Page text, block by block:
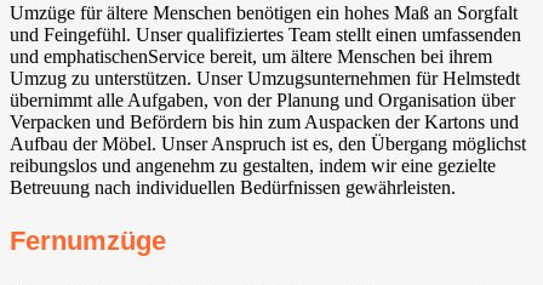
Umzüge für ältere Menschen benötigen ein hohes Maß an Sorgfalt
und Feingefühl. Unser qualifiziertes Team stellt einen umfassenden
und emphatischenService bereit, um ältere Menschen bei ihrem
Umzug zu unterstützen. Unser Umzugsunternehmen für Helmstedt
übernimmt alle Aufgaben, von der Planung und Organisation über
Verpacken und Befördern bis hin zum Auspacken der Kartons und
Aufbau der Möbel. Unser Anspruch ist es, den Übergang möglichst
reibungslos und angenehm zu gestalten, indem wir eine gezielte
Betreuung nach individuellen Bedürfnissen gewährleisten.
Fernumzüge